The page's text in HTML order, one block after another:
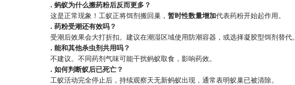
​. 蚂蚁为什么搬药粉后反而更多？​
这是正常现象！工蚁正将饵剂搬回巢，​ ​暂时性数量增加​​代表药粉开始起作用。
​. 药粉受潮还有效吗？​
受潮后效果会大打折扣。建议在潮湿区域使用防潮容器，或选择凝胶型饵剂替代。
​. 能和其他杀虫剂共用吗？​
不建议。不同药剂气味可能干扰蚂蚁取食，影响药效。
​. 如何判断蚁后已死亡？​
工蚁活动完全停止后，持续观察天无新蚂蚁出现，通常表明蚁巢已被清除。